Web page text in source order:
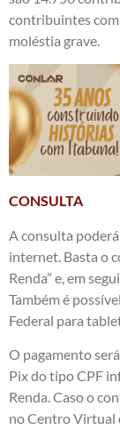
contribuintes
moléstia grave.
CONSULTA
A consulta
internet . Basta
Renda” e, em
Também é
Federal para
O pagamento
Pix do tipo CPF
Renda. Caso o
noCentro Virtual